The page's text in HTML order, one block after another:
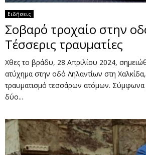
Ειδήσεις
Σοβαρό τροχαίο στην
Τέσσερις τραυματίες
Χθες το βράδυ, 28 Απριλίου 2024,
ατύχημα στην οδό Ληλαντίων στη
τραυματισμό τεσσάρων ατόμων. Σύμφωνα
δύο...